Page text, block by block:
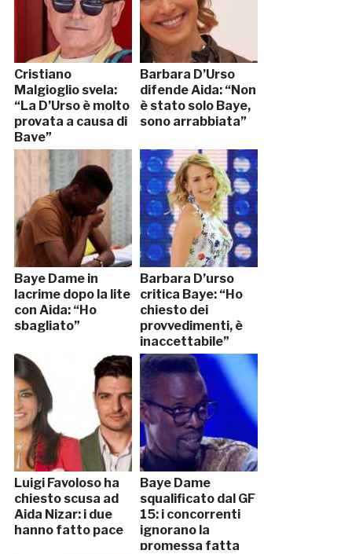
Cristiano
Malgioglio svela:
“La D’Urso è molto
provata a causa di
Baye”
Barbara D’Urso
difende Aida: “Non
è stato solo Baye,
sono arrabbiata”
Baye Dame in
lacrime dopo la lite
con Aida: “Ho
sbagliato”
Barbara D’urso
critica Baye: “Ho
chiesto dei
provvedimenti, è
inaccettabile”
Luigi Favoloso ha
chiesto scusa ad
Aida Nizar: i due
hanno fatto pace
Baye Dame
squalificato dal GF
15: i concorrenti
ignorano la
promessa fatta